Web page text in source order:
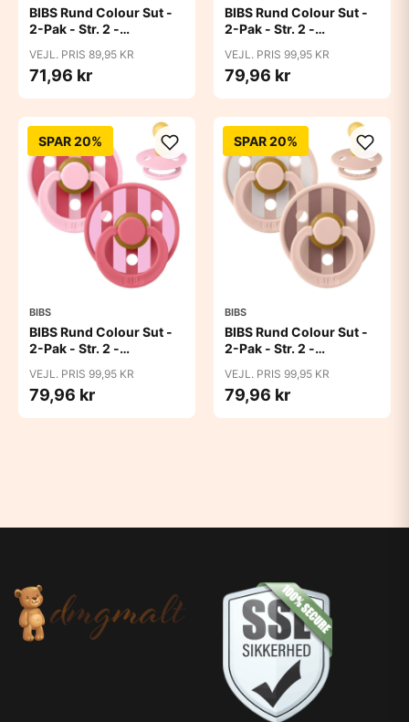
BIBS Rund Colour Sut -
2-Pak - Str. 2 -
Black/White
VEJL. PRIS 89,95 KR
71,96 kr
BIBS Rund Colour Sut -
2-Pak - Str. 2 -
Studio - Baby Blue/Dusty
Blue Mix
VEJL. PRIS 99,95 KR
79,96 kr
SPAR 20%
BIBS
BIBS Rund Colour Sut -
2-Pak - Str. 2 -
Studio - Baby Pink/Coral
Mix
VEJL. PRIS 99,95 KR
79,96 kr
SPAR 20%
BIBS
BIBS Rund Colour Sut -
2-Pak - Str. 2 -
Studio - Blush Mix
VEJL. PRIS 99,95 KR
79,96 kr